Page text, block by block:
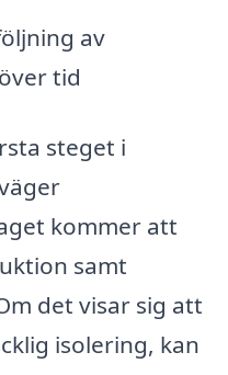
av
tid
steget i
kommer att
samt
det visar sig att
isolering, kan